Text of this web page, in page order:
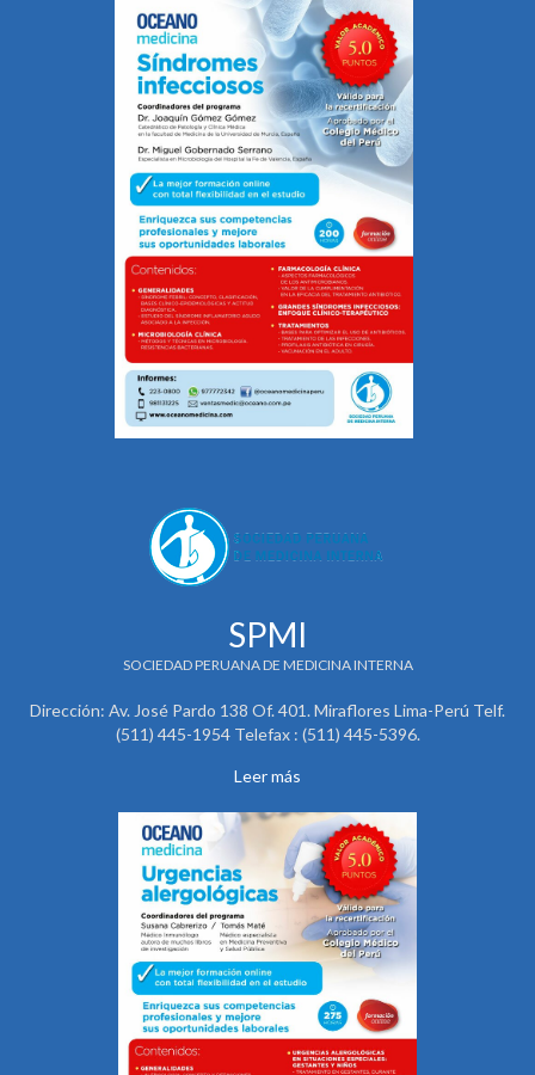
SPMI
SOCIEDAD PERUANA DE MEDICINA INTERNA
Dirección: Av. José Pardo 138 Of. 401. Miraflores Lima-Perú Telf.
(511) 445-1954 Telefax : (511) 445-5396.
Leer más